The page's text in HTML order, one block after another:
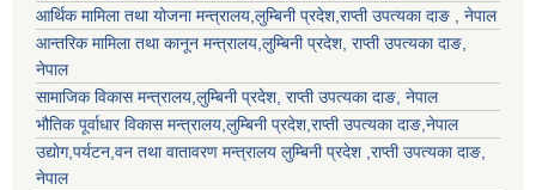
आर्थिक मामिला तथा योजना मन्त्रालय,लुम्बिनी प्रदेश,राप्ती उपत्यका दाङ , नेपाल
आन्तरिक मामिला तथा कानून मन्त्रालय,लुम्बिनी प्रदेश, राप्ती उपत्यका दाङ,
नेपाल
सामाजिक विकास मन्त्रालय,लुम्बिनी प्रदेश, राप्ती उपत्यका दाङ, नेपाल
भौतिक पूर्वाधार विकास मन्त्रालय,लुम्बिनी प्रदेश,राप्ती उपत्यका दाङ,नेपाल
उद्याेग,पर्यटन,वन तथा वातावरण मन्त्रालय लुम्बिनी प्रदेश ,राप्ती उपत्यका दाङ,
नेपाल